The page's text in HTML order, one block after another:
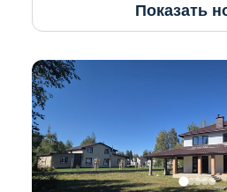
Показать